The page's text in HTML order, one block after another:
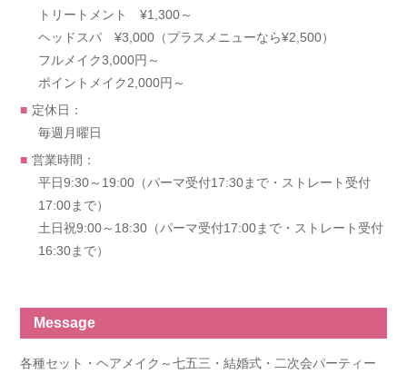
トリートメント ¥1,300～
ヘッドスパ ¥3,000（プラスメニューなら¥2,500）
フルメイク3,000円～
ポイントメイク2,000円～
定休日：
毎週月曜日
営業時間：
平日9:30～19:00（パーマ受付17:30まで・ストレート受付
17:00まで）
土日祝9:00～18:30（パーマ受付17:00まで・ストレート受付
16:30まで）
Message
各種セット・ヘアメイク～七五三・結婚式・二次会パーティー